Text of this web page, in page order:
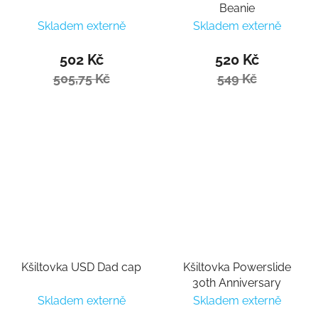
Skladem externě
502 Kč
505,75 Kč
Beanie
Skladem externě
520 Kč
549 Kč
Kšiltovka USD Dad cap
Skladem externě
Kšiltovka Powerslide
30th Anniversary
Skladem externě